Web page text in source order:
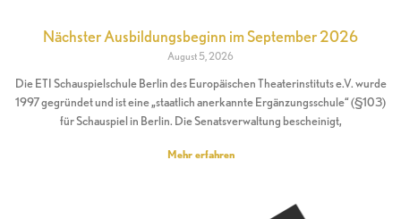
Nächster Ausbildungsbeginn im September 2026
August 5, 2026
Die ETI Schauspielschule Berlin des Europäischen Theaterinstituts e.V. wurde
1997 gegründet und ist eine „staatlich anerkannte Ergänzungsschule“ (§103)
für Schauspiel in Berlin. Die Senatsverwaltung bescheinigt,
Mehr erfahren